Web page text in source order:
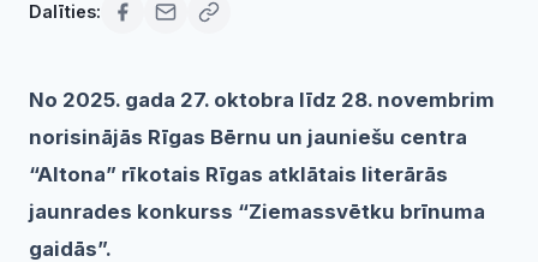
Dalīties:
No 2025. gada 27. oktobra līdz 28. novembrim
norisinājās Rīgas Bērnu un jauniešu centra
“Altona” rīkotais Rīgas atklātais literārās
jaunrades konkurss “Ziemassvētku brīnuma
gaidās”.